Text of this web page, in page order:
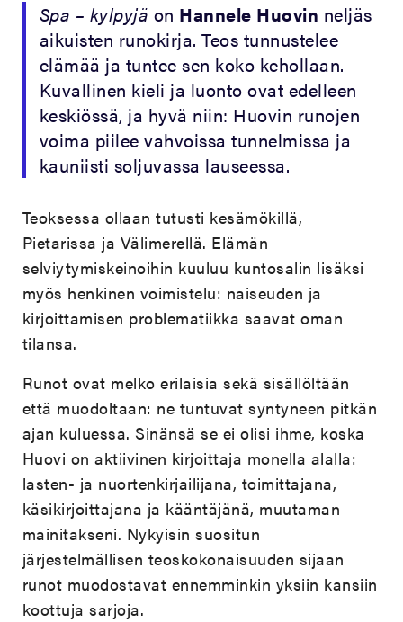
Spa – kylpyjä on Hannele Huovin neljäs
aikuisten runokirja. Teos tunnustelee
elämää ja tuntee sen koko kehollaan.
Kuvallinen kieli ja luonto ovat edelleen
keskiössä, ja hyvä niin: Huovin runojen
voima piilee vahvoissa tunnelmissa ja
kauniisti soljuvassa lauseessa.
Teoksessa ollaan tutusti kesämökillä,
Pietarissa ja Välimerellä. Elämän
selviytymiskeinoihin kuuluu kuntosalin lisäksi
myös henkinen voimistelu: naiseuden ja
kirjoittamisen problematiikka saavat oman
tilansa.
Runot ovat melko erilaisia sekä sisällöltään
että muodoltaan: ne tuntuvat syntyneen pitkän
ajan kuluessa. Sinänsä se ei olisi ihme, koska
Huovi on aktiivinen kirjoittaja monella alalla:
lasten- ja nuortenkirjailijana, toimittajana,
käsikirjoittajana ja kääntäjänä, muutaman
mainitakseni. Nykyisin suositun
järjestelmällisen teoskokonaisuuden sijaan
runot muodostavat ennemminkin yksiin kansiin
koottuja sarjoja.